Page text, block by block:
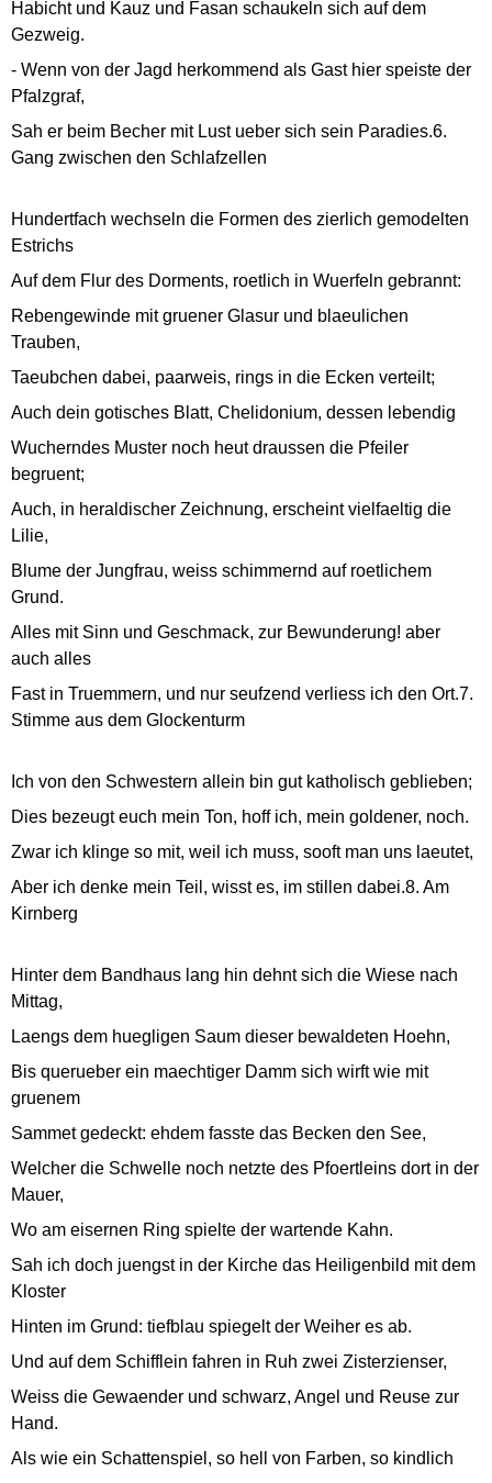
Habicht und Kauz und Fasan schaukeln sich auf dem
Gezweig.
- Wenn von der Jagd herkommend als Gast hier speiste der
Pfalzgraf,
Sah er beim Becher mit Lust ueber sich sein Paradies.6.
Gang zwischen den Schlafzellen
Hundertfach wechseln die Formen des zierlich gemodelten
Estrichs
Auf dem Flur des Dorments, roetlich in Wuerfeln gebrannt:
Rebengewinde mit gruener Glasur und blaeulichen
Trauben,
Taeubchen dabei, paarweis, rings in die Ecken verteilt;
Auch dein gotisches Blatt, Chelidonium, dessen lebendig
Wucherndes Muster noch heut draussen die Pfeiler
begruent;
Auch, in heraldischer Zeichnung, erscheint vielfaeltig die
Lilie,
Blume der Jungfrau, weiss schimmernd auf roetlichem
Grund.
Alles mit Sinn und Geschmack, zur Bewunderung! aber
auch alles
Fast in Truemmern, und nur seufzend verliess ich den Ort.7.
Stimme aus dem Glockenturm
Ich von den Schwestern allein bin gut katholisch geblieben;
Dies bezeugt euch mein Ton, hoff ich, mein goldener, noch.
Zwar ich klinge so mit, weil ich muss, sooft man uns laeutet,
Aber ich denke mein Teil, wisst es, im stillen dabei.8. Am
Kirnberg
Hinter dem Bandhaus lang hin dehnt sich die Wiese nach
Mittag,
Laengs dem huegligen Saum dieser bewaldeten Hoehn,
Bis querueber ein maechtiger Damm sich wirft wie mit
gruenem
Sammet gedeckt: ehdem fasste das Becken den See,
Welcher die Schwelle noch netzte des Pfoertleins dort in der
Mauer,
Wo am eisernen Ring spielte der wartende Kahn.
Sah ich doch juengst in der Kirche das Heiligenbild mit dem
Kloster
Hinten im Grund: tiefblau spiegelt der Weiher es ab.
Und auf dem Schifflein fahren in Ruh zwei Zisterzienser,
Weiss die Gewaender und schwarz, Angel und Reuse zur
Hand.
Als wie ein Schattenspiel, so hell von Farben, so kindlich